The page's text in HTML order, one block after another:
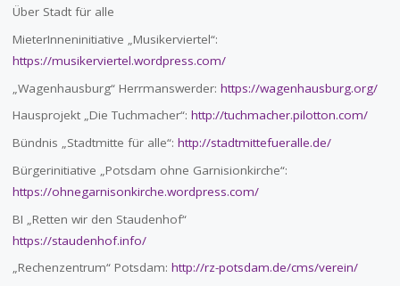
Über Stadt für alle
MieterInneninitiative „Musikerviertel“:
https://musikerviertel.wordpress.com/
„Wagenhausburg“ Herrmanswerder: https://wagenhausburg.org/
Hausprojekt „Die Tuchmacher“: http://tuchmacher.pilotton.com/
Bündnis „Stadtmitte für alle“: http://stadtmittefueralle.de/
Bürgerinitiative „Potsdam ohne Garnisionkirche“:
https://ohnegarnisonkirche.wordpress.com/
BI „Retten wir den Staudenhof“
https://staudenhof.info/
„Rechenzentrum“ Potsdam: http://rz-potsdam.de/cms/verein/